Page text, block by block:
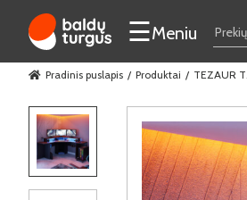
☰Meniu
Pradinis puslapis Produktai TEZAUR